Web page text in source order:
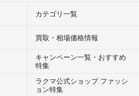
カテゴリ一覧
買取・相場価格情報
キャンペーン一覧・おすすめ
特集
ラクマ公式ショップ ファッシ
ョン特集